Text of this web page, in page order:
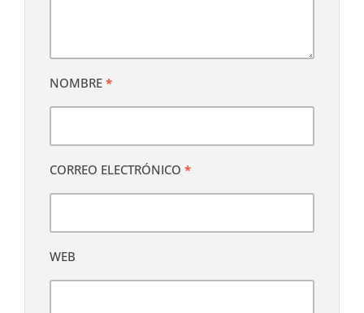
NOMBRE *
CORREO ELECTRÓNICO *
WEB